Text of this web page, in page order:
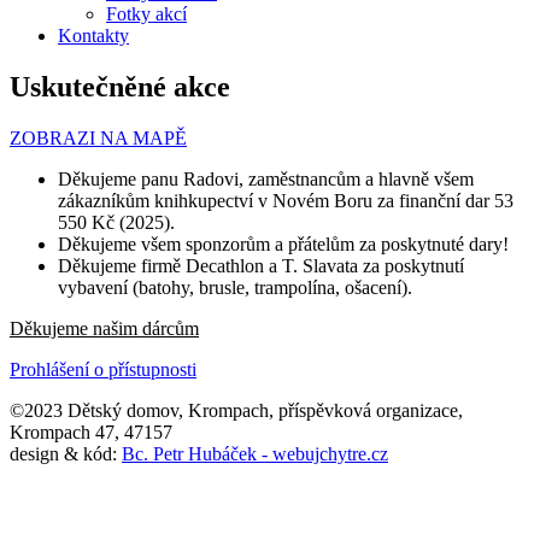
Fotky akcí
Kontakty
Uskutečněné akce
ZOBRAZI NA MAPĚ
Děkujeme panu Radovi, zaměstnancům a hlavně všem
zákazníkům knihkupectví v Novém Boru za finanční dar 53
550 Kč (2025).
Děkujeme všem sponzorům a přátelům za poskytnuté dary!
Děkujeme firmě Decathlon a T. Slavata za poskytnutí
vybavení (batohy, brusle, trampolína, ošacení).
Děkujeme našim dárcům
Prohlášení o přístupnosti
©2023 Dětský domov, Krompach, příspěvková organizace,
Krompach 47, 47157
design & kód: Bc. Petr Hubáček - webujchytre.cz